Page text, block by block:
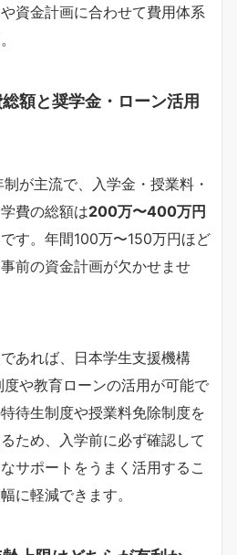
資金計画に合わせて費用体系
額と奨学金・ローン活用
が主流で、入学金・授業料・
費の総額は200万〜400万円
す。年間100万〜150万円ほど
前の資金計画が欠かせませ
あれば、日本学生支援機構
度や教育ローンの活用が可能で
待生制度や授業料免除制度を
ため、入学前に必ず確認して
サポートをうまく活用するこ
に軽減できます。